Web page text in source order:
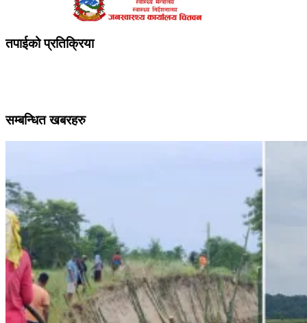
तपाईको प्रतिक्रिया
सम्बन्धित खबरहरु